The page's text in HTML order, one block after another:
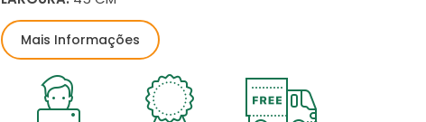
Mais Informações